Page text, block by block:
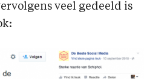
veel gedeeld is